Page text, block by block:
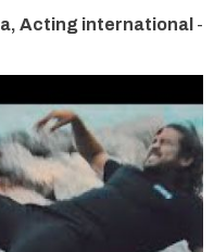
Acting international -